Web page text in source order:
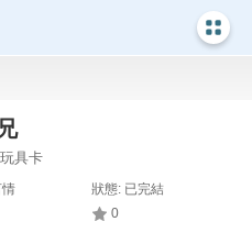
具卡
情
狀態: 已完結
0